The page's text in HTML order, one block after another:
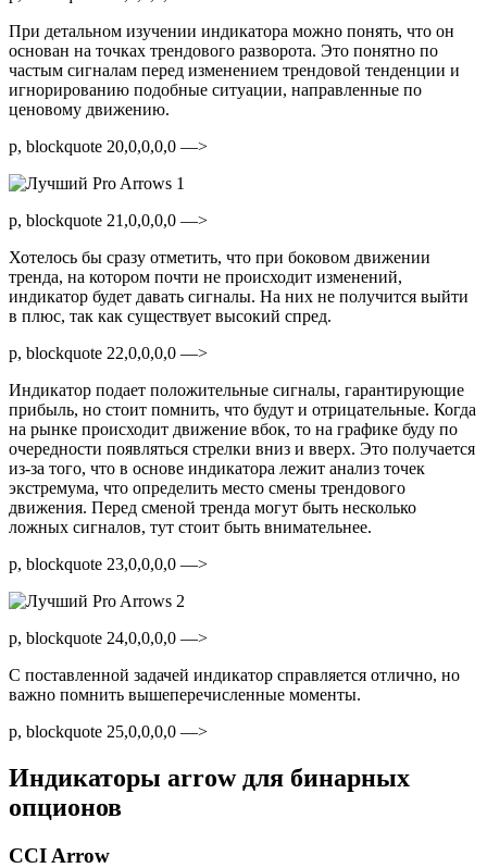
При детальном изучении индикатора можно понять, что он
основан на точках трендового разворота. Это понятно по
частым сигналам перед изменением трендовой тенденции и
игнорированию подобные ситуации, направленные по
ценовому движению.
p, blockquote 20,0,0,0,0 —>
p, blockquote 21,0,0,0,0 —>
Хотелось бы сразу отметить, что при боковом движении
тренда, на котором почти не происходит изменений,
индикатор будет давать сигналы. На них не получится выйти
в плюс, так как существует высокий спред.
p, blockquote 22,0,0,0,0 —>
Индикатор подает положительные сигналы, гарантирующие
прибыль, но стоит помнить, что будут и отрицательные. Когда
на рынке происходит движение вбок, то на графике буду по
очередности появляться стрелки вниз и вверх. Это получается
из-за того, что в основе индикатора лежит анализ точек
экстремума, что определить место смены трендового
движения. Перед сменой тренда могут быть несколько
ложных сигналов, тут стоит быть внимательнее.
p, blockquote 23,0,0,0,0 —>
p, blockquote 24,0,0,0,0 —>
С поставленной задачей индикатор справляется отлично, но
важно помнить вышеперечисленные моменты.
p, blockquote 25,0,0,0,0 —>
Индикаторы arrow для бинарных
опционов
CCI Arrow